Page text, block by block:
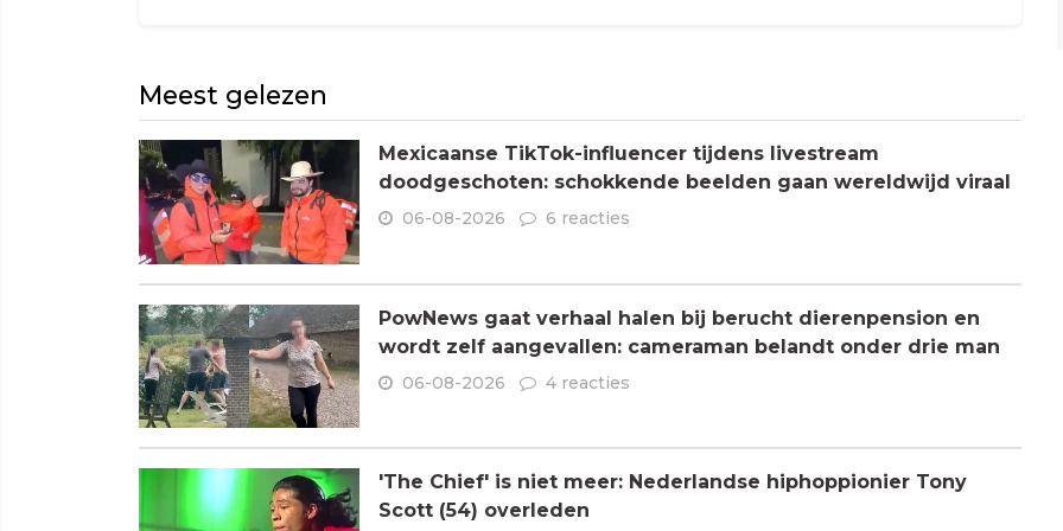
Meest gelezen
Mexicaanse TikTok-influencer tijdens livestream
doodgeschoten: schokkende beelden gaan wereldwijd viraal
06-08-2026 6 reacties
PowNews gaat verhaal halen bij berucht dierenpension en
wordt zelf aangevallen: cameraman belandt onder drie man
06-08-2026 4 reacties
'The Chief' is niet meer: Nederlandse hiphoppionier Tony
Scott (54) overleden